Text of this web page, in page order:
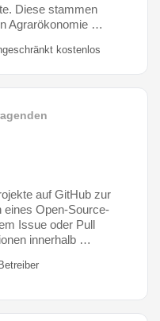
Diese stammen
Agrarökonomie …
kostenlos
auf GitHub zur
eines Open-Source-
Issue oder Pull
innerhalb …